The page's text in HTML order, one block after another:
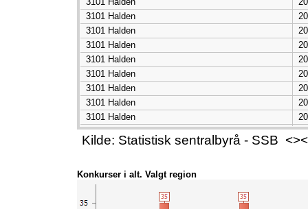
3101 Halden
3101 Halden
3101 Halden
3101 Halden
3101 Halden
3101 Halden
3101 Halden
3101 Halden
3101 Halden
3101 Halden
3101 Halden
3101 Halden
Kilde: Statistisk sentralbyrå - SSB
Konkurser i alt. Valgt region